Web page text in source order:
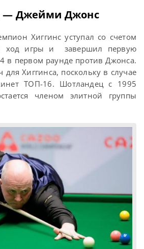
— Джейми Джонс
Хиггинс уступал со счетом
ход игры и завершил первую
в первом раунде против Джонса.
Хиггинса, поскольку в случае
ТОП-16. Шотландец с 1995
членом элитной группы